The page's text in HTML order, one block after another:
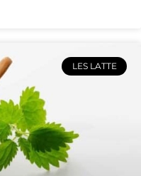
LES LATTE